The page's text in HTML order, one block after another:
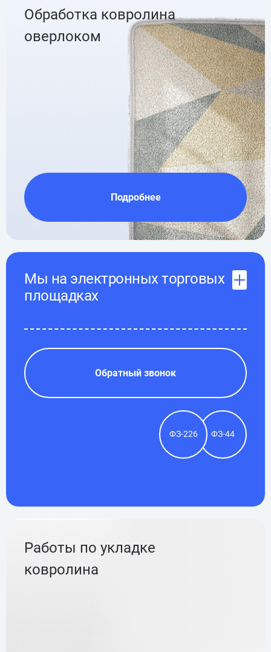
Обработка ковролина
оверлоком
Подробнее
Мы на электронных торговых
площадках
Обратный звонок
ФЗ-226 ФЗ-44
Работы по укладке
ковролина